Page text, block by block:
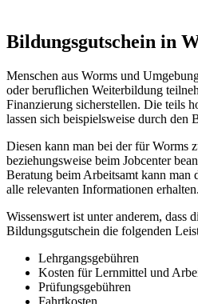
Bildungsgutschein in
Menschen aus Worms und
oder beruflichen Weiterbildung
Finanzierung sicherstellen. Die teils
lassen sich beispielsweise durch den
Diesen kann man bei der für Worms
beziehungsweise beim Jobcenter
Beratung beim Arbeitsamt kann man
alle relevanten Informationen erhalten.
Wissenswert ist unter anderem, dass
Bildungsgutschein die folgenden
Lehrgangsgebühren
Kosten für Lernmittel und
Prüfungsgebühren